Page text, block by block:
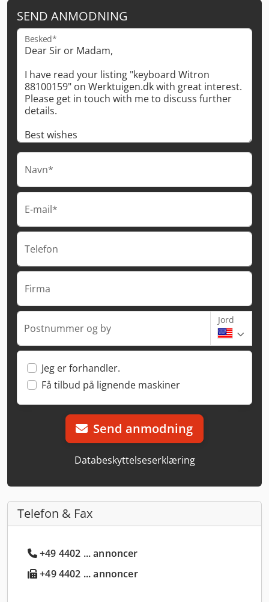
SEND ANMODNING
Besked*
Navn*
E-mail*
Telefon
Firma
Postnummer og by
Jord
Jeg er forhandler.
Få tilbud på lignende maskiner
Send anmodning
Databeskyttelseserklæring
Telefon & Fax
+49 4402 ... annoncer
+49 4402 ... annoncer